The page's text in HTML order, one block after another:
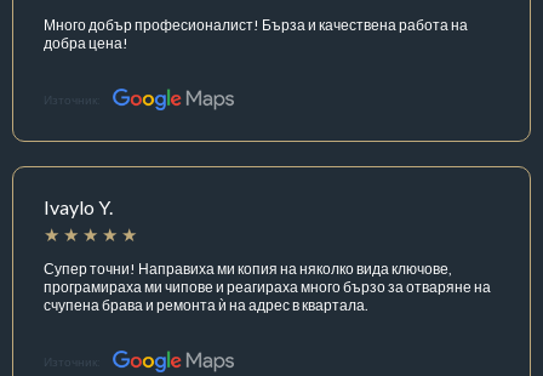
Много добър професионалист! Бърза и качествена работа на
добра цена!
Източник:
Ivaylo Y.
Супер точни! Направиха ми копия на няколко вида ключове,
програмираха ми чипове и реагираха много бързо за отваряне на
счупена брава и ремонта ѝ на адрес в квартала.
Източник: